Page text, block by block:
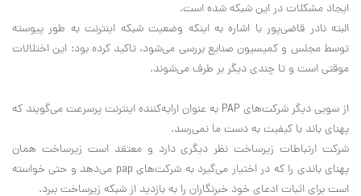
ایجاد مشکلات در این شبکه شده است.
البته نادر قاضی‌پور با اشاره به اینکه وضعیت شبکه اینترنت به طور پیوسته
توسط مجلس و کمیسیون صنایع بررسی می‌شود، تاکید کرده بود: این اختلالات
موقتی است و تا چندی دیگر بر طرف می‌شوند.
از سویی دیگر شرکت‌های PAP به عنوان ارایه‌کننده اینترنت پرسرعت می‌گویند که
پهنای باند با کیفیت به دست ما نمی‌رسد.
شرکت ارتباطات زیرساخت نظر دیگری دارد و معتقد است زیرساخت همان
پهنای باندی را که در اختیار می‌گیرد به شرکت‌های pap می‌دهد و حتی خواسته
است برای اثبات ادعای خود خبرنگاران را به بازدید از شبکه زیرساخت ببرد.